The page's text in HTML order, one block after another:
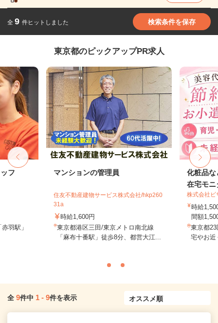
全 9 件ヒットしました 検索条件を保存
東京都のピックアップPR求人
フ
羽駅」
マンションの管理員
住友不動産建物サービス株式会社/hkp260
31a
時給1,600円
東京都港区三田/東京メトロ南北線
「麻布十番駅」徒歩8分、都営大江...
化粧品な
在宅モニ
株式会社ビ
時給
間額
東京都
宅やお近
全 9件中 1 - 9件を表示